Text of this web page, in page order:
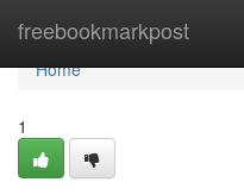
freebookmarkpost
Home
Home
1